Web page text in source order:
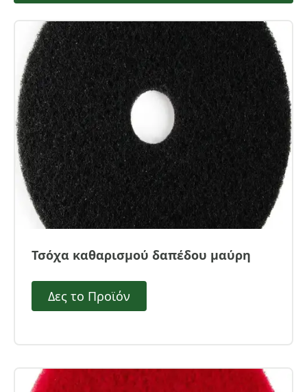
Τσόχα καθαρισμού δαπέδου μαύρη
Δες το Προϊόν